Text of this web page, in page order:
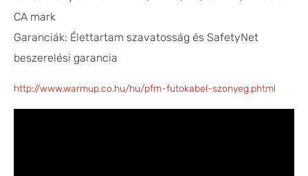
CA mark
Garanciák: Élettartam szavatosság és SafetyNet
beszerelési garancia
http://www.warmup.co.hu/hu/pfm-futokabel-szonyeg.phtml